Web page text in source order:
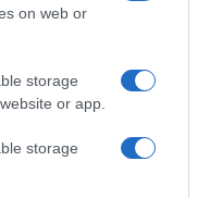
on web or
storage
or app.
storage
ΣΟΥ →
στις φετινές σας